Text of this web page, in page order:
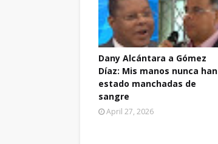
Dany Alcántara a Gómez
Díaz: Mis manos nunca han
estado manchadas de
sangre
April 27, 2026